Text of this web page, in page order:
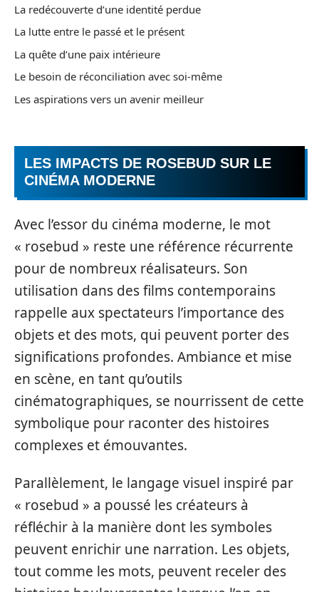
La redécouverte d’une identité perdue
La lutte entre le passé et le présent
La quête d’une paix intérieure
Le besoin de réconciliation avec soi-même
Les aspirations vers un avenir meilleur
LES IMPACTS DE ROSEBUD SUR LE
CINÉMA MODERNE
Avec l’essor du cinéma moderne, le mot
« rosebud » reste une référence récurrente
pour de nombreux réalisateurs. Son
utilisation dans des films contemporains
rappelle aux spectateurs l’importance des
objets et des mots, qui peuvent porter des
significations profondes. Ambiance et mise
en scène, en tant qu’outils
cinématographiques, se nourrissent de cette
symbolique pour raconter des histoires
complexes et émouvantes.
Parallèlement, le langage visuel inspiré par
« rosebud » a poussé les créateurs à
réfléchir à la manière dont les symboles
peuvent enrichir une narration. Les objets,
tout comme les mots, peuvent receler des